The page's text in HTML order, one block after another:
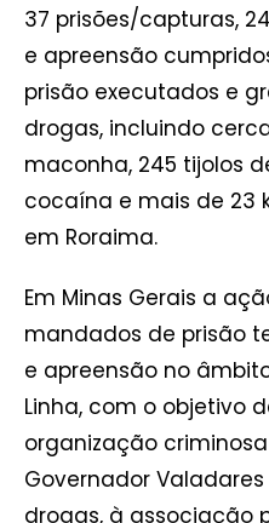
37 prisões/capturas,
e apreensão
prisão executados e
drogas, incluindo
maconha, 245 tijolos
cocaína e mais de 23
em Roraima.
Em Minas Gerais a
mandados de prisão
e apreensão no
Linha, com o objetivo
organização
Governador
drogas, à associação